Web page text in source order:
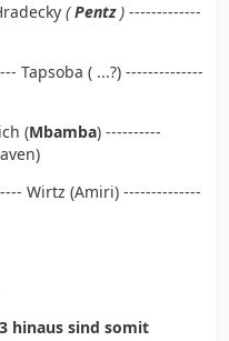
(Pentz ) -------------
Tapsoba ( ...?) --------------
(Mbamba) ----------
Wirtz (Amiri) --------------
hinaus sind somit